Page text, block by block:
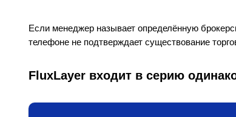
Если менеджер называет определённую
телефоне не подтверждает существование
FluxLayer входит в серию